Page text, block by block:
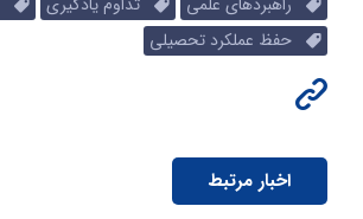
حفظ عملکرد تحصیلی
اخبار مرتبط